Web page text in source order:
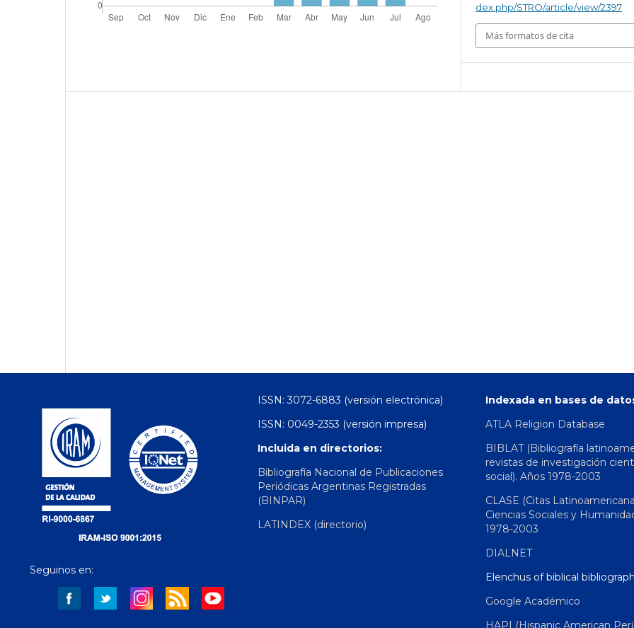
dex.php/STRO/article/view/2397
Más formatos de cita
Seguinos en:
ISSN: 3072-6883 (versión electrónica)
ISSN: 0049-2353 (versión impresa)
Incluida en directorios:
Bibliografía Nacional de Publicaciones
Periódicas Argentinas Registradas
(BINPAR)
LATINDEX (directorio)
Indexada en bases de
ATLA Religion Database
BIBLAT (Bibliografía
revistas de investigación
social). Años 1978-2003
CLASE (Citas
Ciencias Sociales y
1978-2003
DIALNET
Elenchus of biblical
Google Académico
HAPI (Hispanic American